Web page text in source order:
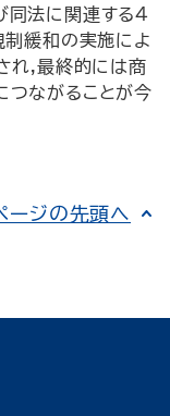
同法に関連する4
制緩和の実施によ
れ,最終的には商
つながることが今
ージの先頭へ